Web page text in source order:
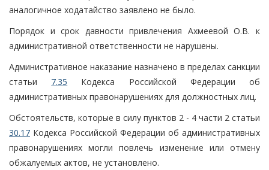
аналогичное ходатайство заявлено не было.
Порядок и срок давности привлечения Ахмеевой О.В. к
административной ответственности не нарушены.
Административное наказание назначено в пределах санкции
статьи 7.35 Кодекса Российской Федерации об
административных правонарушениях для должностных лиц.
Обстоятельств, которые в силу пунктов 2 - 4 части 2 статьи
30.17 Кодекса Российской Федерации об административных
правонарушениях могли повлечь изменение или отмену
обжалуемых актов, не установлено.